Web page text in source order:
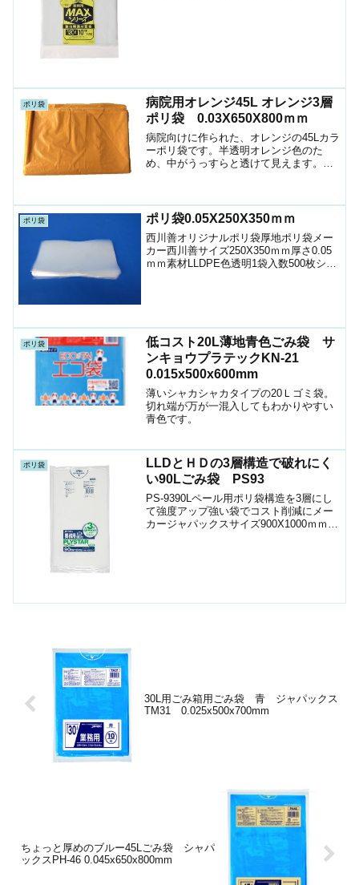
ポリ袋
病院用オレンジ45L オレンジ3層
ポリ袋 0.03X650X800ｍｍ
病院向けに作られた、オレンジの45Lカラ
ーポリ袋です。半透明オレンジ色のた
め、中がうっすらと透けて見えます。病
の三層構造になって強化しています。
ポリ袋 ポリ袋0.05X250X350ｍｍ
西川善オリジナルポリ袋厚地ポリ袋メー
カー西川善サイズ250X350ｍｍ厚さ0.05
ｍｍ素材LLDPE色透明1袋入数500枚ショ
ポリ袋
低コスト20L薄地青色ごみ袋 サ
ンキョウプラテックKN-21
0.015x500x600mm
薄いシャカシャカタイプの20Ｌゴミ袋。
切れ端が万が一混入してもわかりやすい
青色です。
ポリ袋
LLDとＨＤの3層構造で破れにく
い90Lごみ袋 PS93
PS-9390Lペール用ポリ袋構造を3層にし
て強度アップ強い袋でコスト削減にメー
カージャパックスサイズ900X1000ｍｍ厚
30L用ごみ箱用ごみ袋 青 ジャパックス
TM31 0.025x500x700mm
ちょっと厚めのブルー45Lごみ袋 シャパ
ックスPH-46 0.045x650x800mm